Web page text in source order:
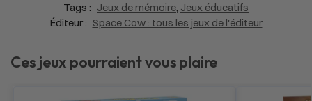
Tags : Jeux de mémoire, Jeux éducatifs
Éditeur : Space Cow : tous les jeux de l'éditeur
Ces jeux pourraient vous plaire